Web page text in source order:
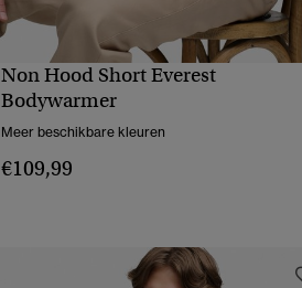
Non Hood Short Everest
Bodywarmer
Meer beschikbare kleuren
€109,99